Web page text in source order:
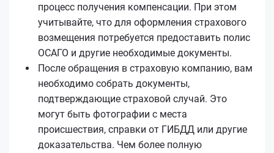
процесс получения компенсации. При этом
учитывайте, что для оформления страхового
возмещения потребуется предоставить полис
ОСАГО и другие необходимые документы.
После обращения в страховую компанию, вам
необходимо собрать документы,
подтверждающие страховой случай. Это
могут быть фотографии с места
происшествия, справки от ГИБДД или другие
доказательства. Чем более полную